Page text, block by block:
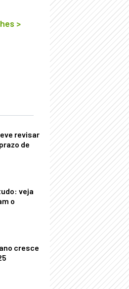
>
revisar
de
veja
o
cresce